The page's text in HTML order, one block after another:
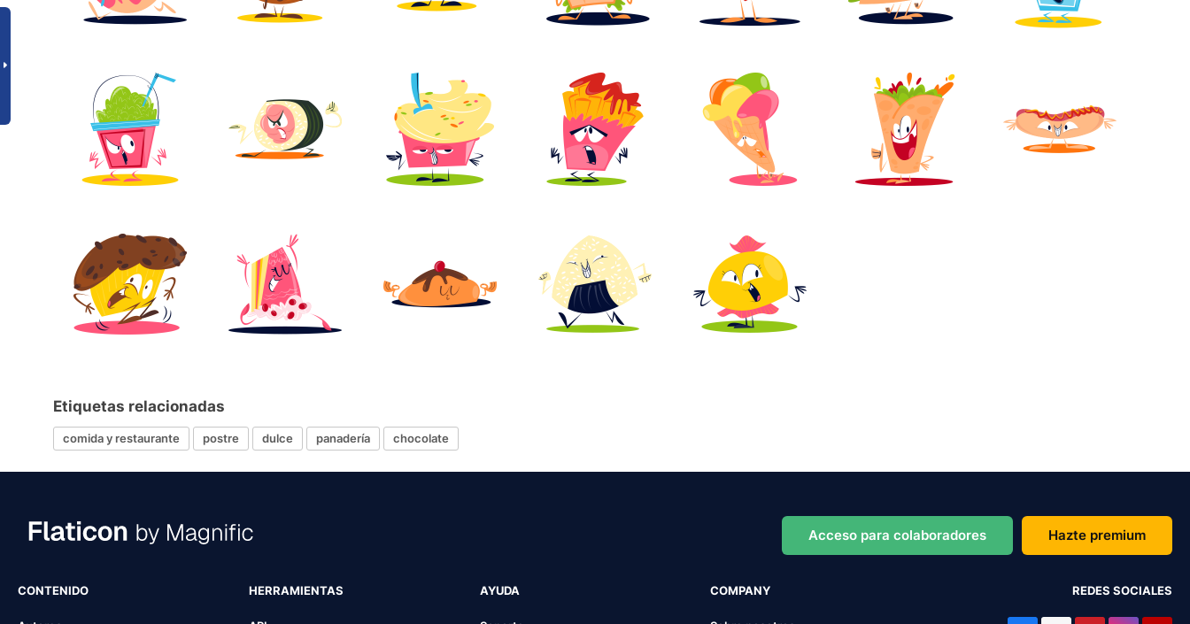
Etiquetas relacionadas
comida y restaurante postre dulce panadería chocolate
Acceso para colaboradores Hazte premium
CONTENIDO HERRAMIENTAS AYUDA COMPANY REDES SOCIALES